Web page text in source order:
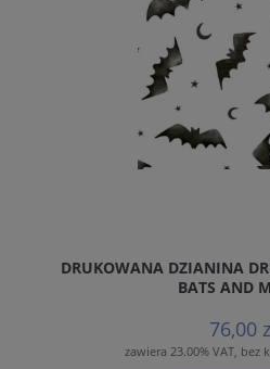
DRUKOWANA DZIANINA
BATS AND
76,00
zawiera 23.00% VAT, bez